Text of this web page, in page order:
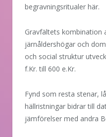
begravningsritualer här.
Gravfältets kombination
järnåldershögar och
och social struktur
f.Kr. till 600 e.Kr.
Fynd som resta stenar,
hällristningar bidrar till
jämförelser med andra